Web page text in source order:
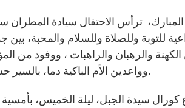
ترأس الاحتفال سيادة المطران
للتوبة وللصلاة وللسلام
والرهبان والراهبات ، ووفود من
وواعدين الأم الباكية دما، بالسير حسب تعاليم وحيدها، وعيش روح التطويبات في حياتهم اليومية.
كورال سيدة الجبل، ليلة الخميس،